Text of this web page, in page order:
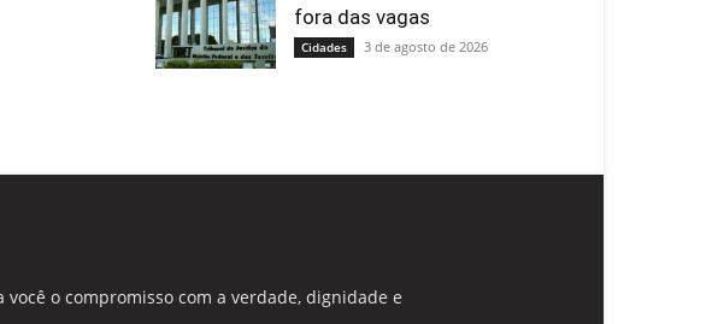
fora das vagas
Cidades 3 de agosto de 2026
o compromisso com a verdade, dignidade e